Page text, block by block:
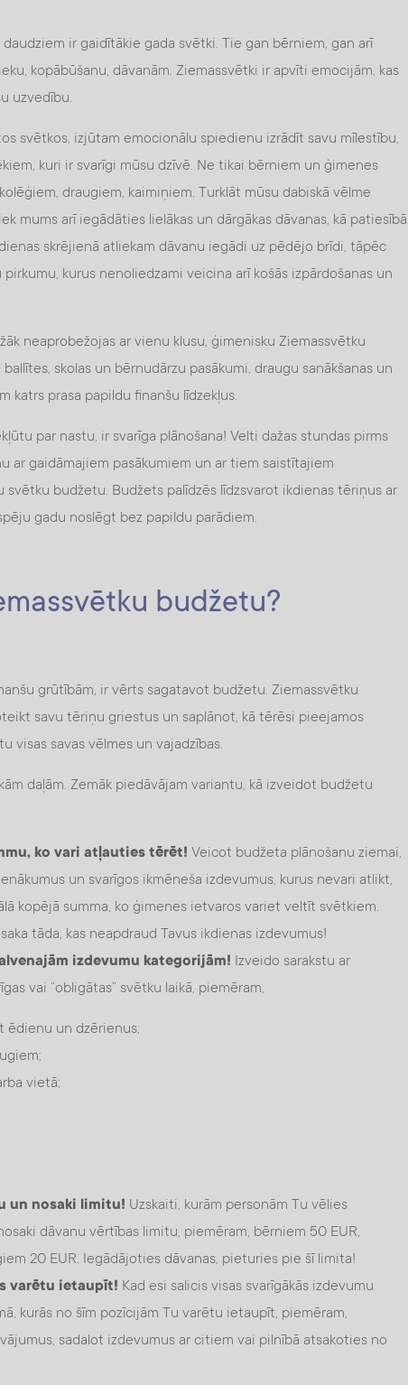
ir gaidītākie gada svētki. Tie gan bērniem, gan arī
kopābūšanu, dāvanām. Ziemassvētki ir apvīti emocijām, kas
uzvedību.
svētkos, izjūtam emocionālu spiedienu izrādīt savu mīlestību,
kuri ir svarīgi mūsu dzīvē. Ne tikai bērniem un ģimenes
draugiem, kaimiņiem. Turklāt mūsu dabiskā vēlme
mums arī iegādāties lielākas un dārgākas dāvanas, kā patiesībā
skrējienā atliekam dāvanu iegādi uz pēdējo brīdi, tāpēc
kurus nenoliedzami veicina arī košās izpārdošanas un
neaprobežojas ar vienu klusu, ģimenisku Ziemassvētku
skolas un bērnudārzu pasākumi, draugu sanākšanas un
katrs prasa papildu finanšu līdzekļus.
par nastu, ir svarīga plānošana! Velti dažas stundas pirms
ar gaidāmajiem pasākumiem un ar tiem saistītajiem
svētku budžetu. Budžets palīdzēs līdzsvarot ikdienas tēriņus ar
gadu noslēgt bez papildu parādiem.
budžetu?
grūtībām, ir vērts sagatavot budžetu. Ziemassvētku
savu tēriņu griestus un saplānot, kā tērēsi pieejamos
visas savas vēlmes un vajadzības.
daļām. Zemāk piedāvājam variantu, kā izveidot budžetu
ko vari atļauties tērēt! Veicot budžeta plānošanu ziemai,
un svarīgos ikmēneša izdevumus, kurus nevari atlikt,
kopējā summa, ko ģimenes ietvaros variet veltīt svētkiem.
tāda, kas neapdraud Tavus ikdienas izdevumus!
izdevumu kategorijām! Izveido sarakstu ar
vai “obligātas” svētku laikā, piemēram,
ēdienu un dzērienus;
vietā;
un nosaki limitu! Uzskaiti, kurām personām Tu vēlies
dāvanu vērtības limitu, piemēram, bērniem 50 EUR,
20 EUR. Iegādājoties dāvanas, pieturies pie šī limita!
varētu ietaupīt! Kad esi salicis visas svarīgākās izdevumu
kurās no šīm pozīcijām Tu varētu ietaupīt, piemēram,
sadalot izdevumus ar citiem vai pilnībā atsakoties no